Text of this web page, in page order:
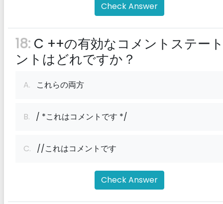
Check Answer
18: C ++の有効なコメントステー
ントはどれですか？
A. これらの両方
B. / *これはコメントです */
C. //これはコメントです
Check Answer